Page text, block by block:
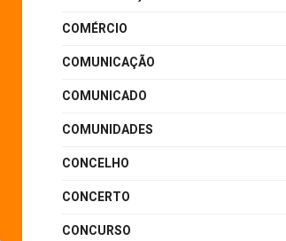
COMÉRCIO
COMUNICAÇÃO
COMUNICADO
COMUNIDADES
CONCELHO
CONCERTO
CONCURSO